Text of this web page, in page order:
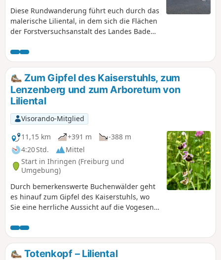
Diese Rundwanderung führt euch durch das
malerische Liliental, in dem sich die Flächen
der Forstversuchsanstalt des Landes Baden-
welche Baumarten uns künftig durch den
Klimawandel am besten begleiten.
Unterwegs passiert ihr auch die
Romantische Hohlgasse, die durch die
eiszeitlichen Kalkablagerungen aus dem
Alpenraum führt.
Zum Gipfel des Kaiserstuhls, zum
Lenzenberg und zum Arboretum von
Liliental
Visorando-Mitglied
11,15 km
+391 m
-388 m
4:20 Std.
Mittel
Start in Ihringen (Freiburg und
Umgebung)
Durch bemerkenswerte Buchenwälder geht
es hinauf zum Gipfel des Kaiserstuhls, wo
Sie eine herrliche Aussicht auf die Vogesen
hier aus geht es wieder hinunter zum
Lenzenberg und durch die Weinberge zum
bemerkenswerten Arboretum von Liliental.
Totenkopf – Liliental